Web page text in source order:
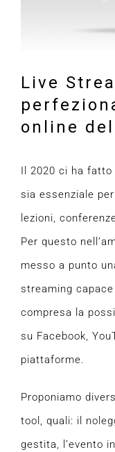
Live
online
Il 2020 ci ha
sia essenziale
lezioni,
Per questo
messo a punto
streaming
compresa la
su Facebook,
piattaforme.
Proponiamo
tool, quali: il
gestita, l’evento